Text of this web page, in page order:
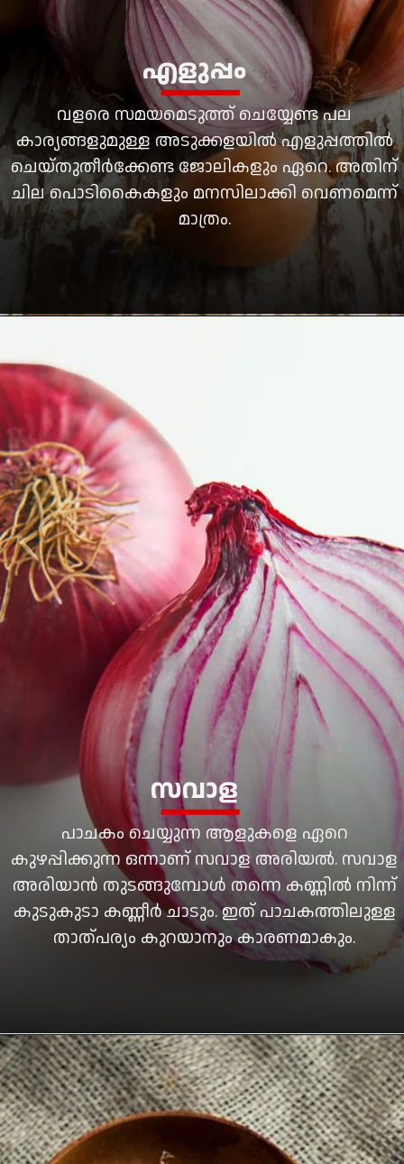
വളരെ സമയമെടുത്ത് ചെയ്യേണ്ട പല
കാര്യങ്ങളുമുള്ള അടുക്കളയില്‍ എളുപ്പത്തില്‍
ചെയ്തുതീര്‍ക്കേണ്ട ജോലികളും ഏറെ. അതിന്
ചില പൊടികൈകളും മനസിലാക്കി വെണമെന്ന്
മാത്രം.
എളുപ്പം
പാചകം ചെയ്യുന്ന ആളുകളെ ഏറെ
കുഴപ്പിക്കുന്ന ഒന്നാണ് സവാള അരിയല്‍. സവാള
അരിയാന്‍ തുടങ്ങുമ്പോള്‍ തന്നെ കണ്ണില്‍ നിന്ന്
കുടുകുടാ കണ്ണീര്‍ ചാടും. ഇത് പാചകത്തിലുള്ള
താത്പര്യം കുറയാനും കാരണമാകും.